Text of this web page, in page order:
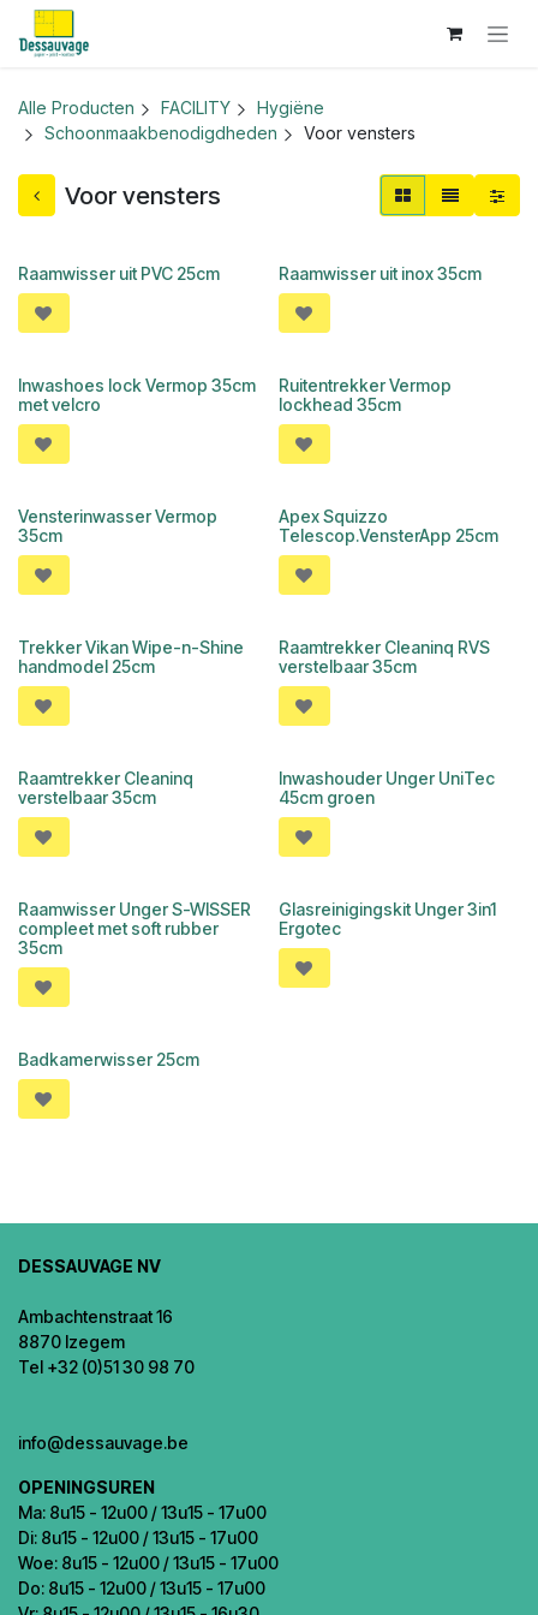
Overslaan naar inhoud
Alle Producten FACILITY
Hygiëne
Schoonmaakbenodigdheden
Voor vensters
Voor vensters
Raamwisser uit PVC 25cm Raamwisser uit inox 35cm
Inwashoes lock Vermop 35cm
met velcro
Ruitentrekker Vermop
lockhead 35cm
Vensterinwasser Vermop
35cm
Apex Squizzo
Telescop.VensterApp 25cm
Trekker Vikan Wipe-n-Shine
handmodel 25cm
Raamtrekker Cleaninq RVS
verstelbaar 35cm
Raamtrekker Cleaninq
verstelbaar 35cm
Inwashouder Unger UniTec
45cm groen
Raamwisser Unger S-WISSER
compleet met soft rubber
35cm
Glasreinigingskit Unger 3in1
Ergotec
Badkamerwisser 25cm
DESSAUVAGE NV
Ambachtenstraat 16
8870 Izegem
Tel +32 (0)51 30 98 70
info@dessauvage.be
OPENINGSUREN
Ma: 8u15 - 12u00 / 13u15 - 17u00
Di: 8u15 - 12u00 / 13u15 - 17u00
Woe: 8u15 - 12u00 / 13u15 - 17u00
Do: 8u15 - 12u00 / 13u15 - 17u00